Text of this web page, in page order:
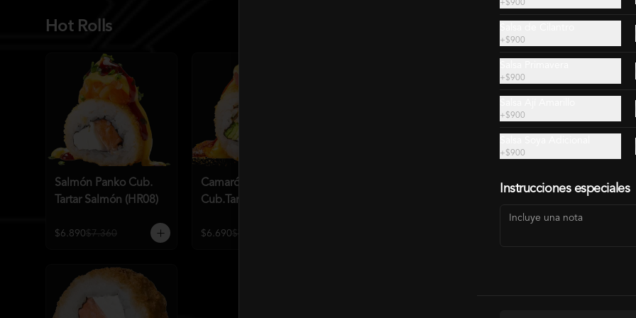
Hot Rolls
Salmón Panko Cub.
Tartar Salmón (HR08)
$6.890$7.360
Camarón Panko
Cub.Tartar de Atún
$6.690$7.360
Salmón Trufado En
(HR04)
+$900
+$900
+$900
+$900
+$900
Instrucciones especiales